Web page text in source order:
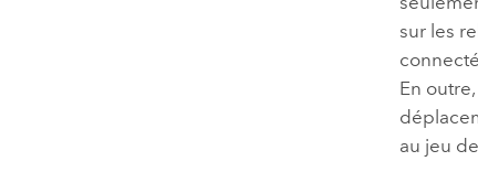
sur les
En
au jeu